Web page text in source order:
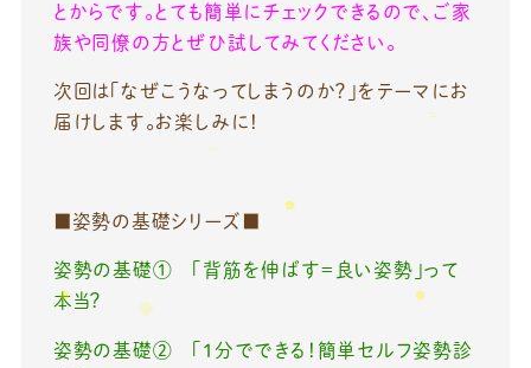
とからです。とても簡単にチェックできるので、ご家
族や同僚の方とぜひ試してみてください。
次回は「なぜこうなってしまうのか？」をテーマにお
届けします。お楽しみに！
■姿勢の基礎シリーズ■
姿勢の基礎① 「背筋を伸ばす＝良い姿勢」って
本当？
姿勢の基礎② 「1分でできる！簡単セルフ姿勢診